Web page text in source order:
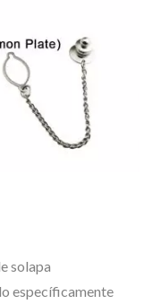
solapa
específicamente